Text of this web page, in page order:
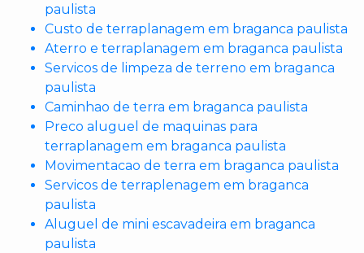
paulista
Custo de terraplanagem em braganca paulista
Aterro e terraplanagem em braganca paulista
Servicos de limpeza de terreno em braganca
paulista
Caminhao de terra em braganca paulista
Preco aluguel de maquinas para
terraplanagem em braganca paulista
Movimentacao de terra em braganca paulista
Servicos de terraplenagem em braganca
paulista
Aluguel de mini escavadeira em braganca
paulista